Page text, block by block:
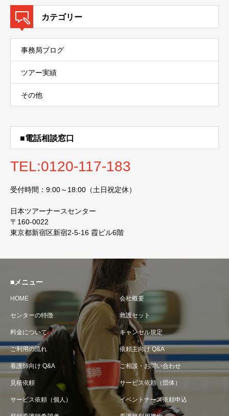
カテゴリー
事務局ブログ
ツアー実績
その他
■電話相談窓口
TEL:0120-117-183
受付時間：9:00～18:00（土日祝定休）
日本ツアーナースセンター
〒160-0022
東京都新宿区新宿2-5-16 霞ビル6階
■メニュー
HOME 会社概要
センターの特徴 救護セット
料金について キャンセル規定
ご利用の流れ 依頼主向け Q&A
看護師向け Q&A ご相談・お問い合わせ
見積依頼 サービス依頼（団体）
サービス依頼（個人） イベントナース依頼申込